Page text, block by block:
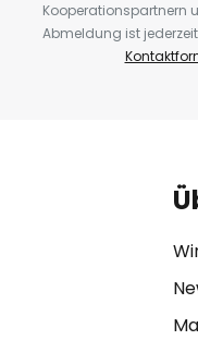
Kooperationspartnern
Abmeldung ist